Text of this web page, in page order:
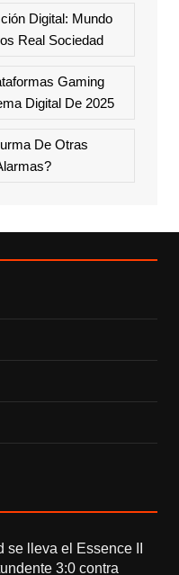
Digital: Mundo
Real Sociedad
Gaming
Digital De 2025
De Otras
se lleva el Essence II
3:0 contra